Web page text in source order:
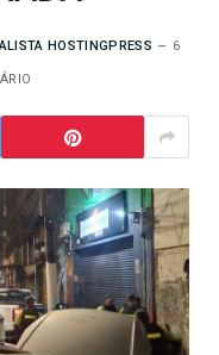
HOSTINGPRESS 6